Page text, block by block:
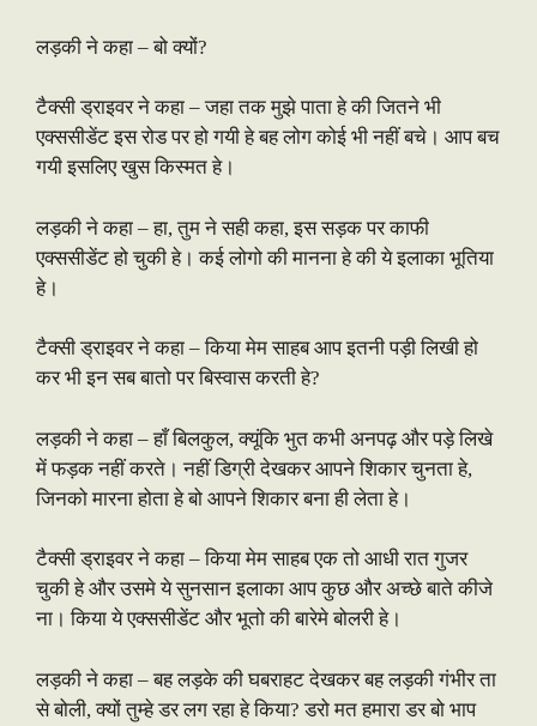
लड़की ने कहा – बो क्यों?
टैक्सी ड्राइवर ने कहा – जहा तक मुझे पाता हे की जितने भी
एक्ससीडेंट इस रोड पर हो गयी हे बह लोग कोई भी नहीं बचे। आप बच
गयी इसलिए खुस किस्मत हे।
लड़की ने कहा – हा, तुम ने सही कहा, इस सड़क पर काफी
एक्ससीडेंट हो चुकी हे। कई लोगो की मानना हे की ये इलाका भूतिया
हे।
टैक्सी ड्राइवर ने कहा – किया मेम साहब आप इतनी पड़ी लिखी हो
कर भी इन सब बातो पर बिस्वास करती हे?
लड़की ने कहा – हाँ बिलकुल, क्यूंकि भुत कभी अनपढ़ और पड़े लिखे
में फड़क नहीं करते। नहीं डिग्री देखकर आपने शिकार चुनता हे,
जिनको मारना होता हे बो आपने शिकार बना ही लेता हे।
टैक्सी ड्राइवर ने कहा – किया मेम साहब एक तो आधी रात गुजर
चुकी हे और उसमे ये सुनसान इलाका आप कुछ और अच्छे बाते कीजे
ना। किया ये एक्ससीडेंट और भूतो की बारेमे बोलरी हे।
लड़की ने कहा – बह लड़के की घबराहट देखकर बह लड़की गंभीर ता
से बोली, क्यों तुम्हे डर लग रहा हे किया? डरो मत हमारा डर बो भाप